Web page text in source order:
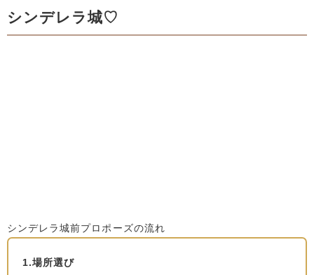
シンデレラ城♡
シンデレラ城前プロポーズの流れ
1.場所選び